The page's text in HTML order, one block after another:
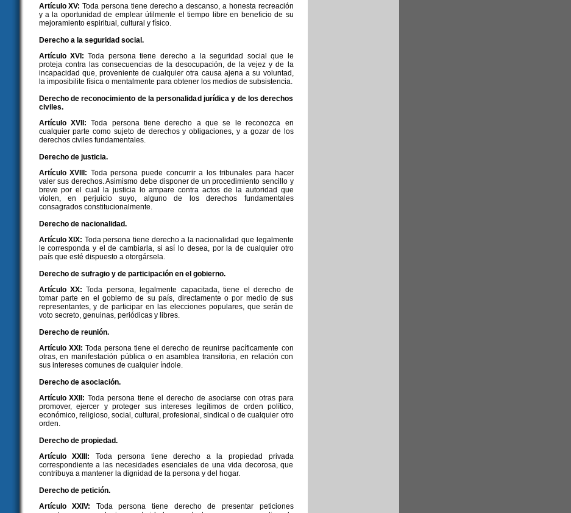
Artículo XV:Toda persona tiene derecho a descanso, a honesta recreación
y a la oportunidad de emplear útilmente el tiempo libre en beneficio de su
mejoramiento espiritual, cultural y físico.
Derecho a la seguridad social.
Artículo XVI:Toda persona tiene derecho a la seguridad social que le
proteja contra las consecuencias de la desocupación, de la vejez y de la
incapacidad que, proveniente de cualquier otra causa ajena a su voluntad,
la imposibilite física o mentalmente para obtener los medios de subsistencia.
Derecho de reconocimiento de la personalidad jurídica y de los derechos
civiles.
Artículo XVII:Toda persona tiene derecho a que se le reconozca en
cualquier parte como sujeto de derechos y obligaciones, y a gozar de los
derechos civiles fundamentales.
Derecho de justicia.
Artículo XVIII: Toda persona puede concurrir a los tribunales para hacer
valer sus derechos. Asimismo debe disponer de un procedimiento sencillo y
breve por el cual la justicia lo ampare contra actos de la autoridad que
violen, en perjuicio suyo, alguno de los derechos fundamentales
consagrados constitucionalmente.
Derecho de nacionalidad.
Artículo XIX: Toda persona tiene derecho a la nacionalidad que legalmente
le corresponda y el de cambiarla, si así lo desea, por la de cualquier otro
país que esté dispuesto a otorgársela.
Derecho de sufragio y de participación en el gobierno.
Artículo XX:Toda persona, legalmente capacitada, tiene el derecho de
tomar parte en el gobierno de su país, directamente o por medio de sus
representantes, y de participar en las elecciones populares, que serán de
voto secreto, genuinas, periódicas y libres.
Derecho de reunión.
Artículo XXI: Toda persona tiene el derecho de reunirse pacíficamente con
otras, en manifestación pública o en asamblea transitoria, en relación con
sus intereses comunes de cualquier índole.
Derecho de asociación.
Artículo XXII:Toda persona tiene el derecho de asociarse con otras para
promover, ejercer y proteger sus intereses legítimos de orden político,
económico, religioso, social, cultural, profesional, sindical o de cualquier otro
orden.
Derecho de propiedad.
Artículo XXIII: Toda persona tiene derecho a la propiedad privada
correspondiente a las necesidades esenciales de una vida decorosa, que
contribuya a mantener la dignidad de la persona y del hogar.
Derecho de petición.
Artículo XXIV: Toda persona tiene derecho de presentar peticiones